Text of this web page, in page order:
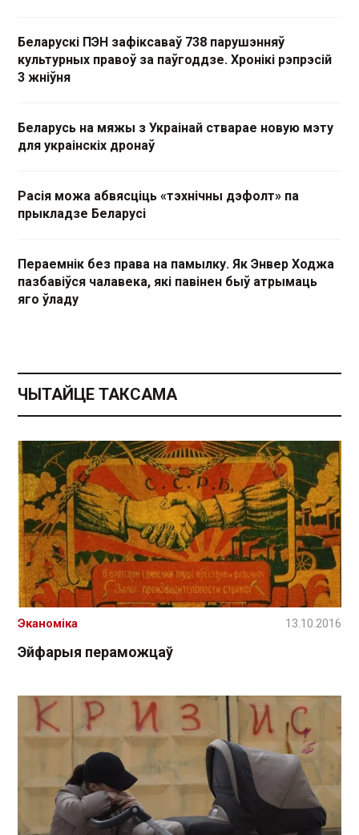
Беларускі ПЭН зафіксаваў 738 парушэнняў
культурных правоў за паўгоддзе. Хронікі рэпрэсій
3 жніўня
Беларусь на мяжы з Украінай стварае новую мэту
для украінскіх дронаў
Расія можа абвясціць «тэхнічны дэфолт» па
прыкладзе Беларусі
Пераемнік без права на памылку. Як Энвер Ходжа
пазбавіўся чалавека, які павінен быў атрымаць
яго ўладу
ЧЫТАЙЦЕ ТАКСАМА
Эйфарыя пераможцаў
Эканоміка 13.10.2016